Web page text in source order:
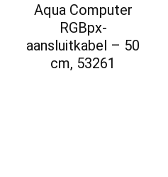
Aqua Computer
RGBpx-
aansluitkabel – 50
cm, 53261